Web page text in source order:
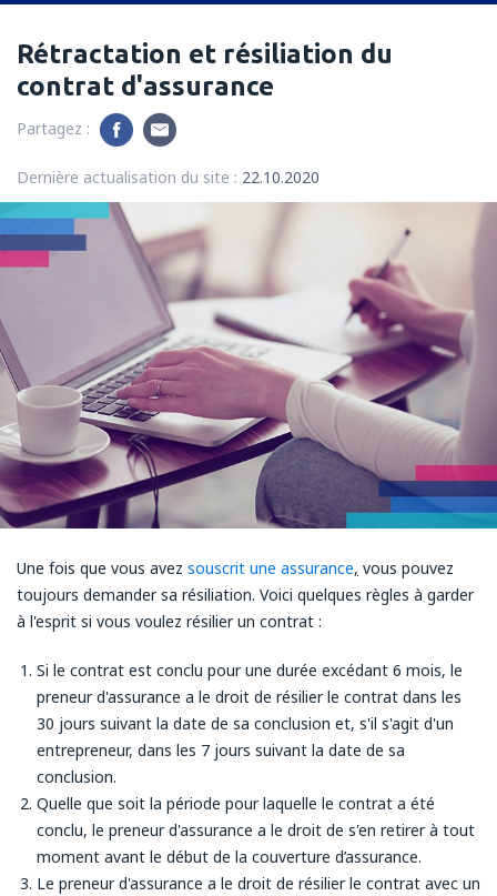
Rétractation et résiliation du
contrat d'assurance
Partagez :
Dernière actualisation du site : 22.10.2020
Une fois que vous avez souscrit une assurance, vous pouvez
toujours demander sa résiliation. Voici quelques règles à garder
à l'esprit si vous voulez résilier un contrat :
Si le contrat est conclu pour une durée excédant 6 mois, le
preneur d'assurance a le droit de résilier le contrat dans les
30 jours suivant la date de sa conclusion et, s'il s'agit d'un
entrepreneur, dans les 7 jours suivant la date de sa
conclusion.
Quelle que soit la période pour laquelle le contrat a été
conclu, le preneur d'assurance a le droit de s'en retirer à tout
moment avant le début de la couverture d’assurance.
Le preneur d'assurance a le droit de résilier le contrat avec un